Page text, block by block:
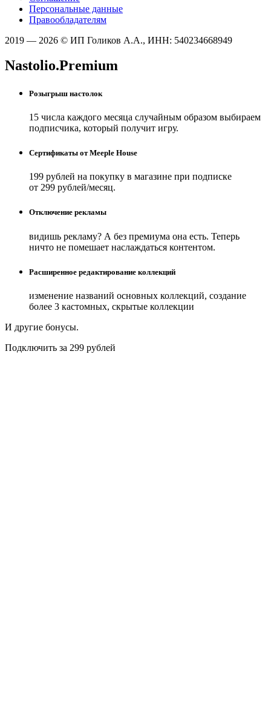
Персональные данные
Правообладателям
2019 — 2026 © ИП Голиков А.А., ИНН: 540234668949
Nastolio.Premium
Розыгрыш настолок
15 числа каждого месяца случайным образом выбираем
подписчика, который получит игру.
Сертификаты от Meeple House
199 рублей на покупку в магазине при подписке
от 299 рублей/месяц.
Отключение рекламы
видишь рекламу? А без премиума она есть. Теперь
ничто не помешает наслаждаться контентом.
Расширенное редактирование коллекций
изменение названий основных коллекций, создание
более 3 кастомных, скрытые коллекции
И другие бонусы.
Подключить за 299 рублей